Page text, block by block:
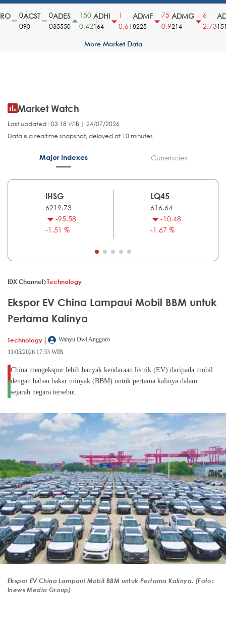
ACST
90
ADES
35550
150
0.42
ADHI
164
0.61
ADMF
8225
75
0.9
ADMG
214
2.731510
More Market Data
Market Watch
Last updated : 03.18 WIB | 24/07/2026
Data is a realtime snapshot, delayed at 10 minutes
Major Indexes Currencies
IHSG
6219.73
-95.58
-1.51 %
LQ45
616.64
-10.48
-1.67 %
IDX Channel Technology
Ekspor EV China Lampaui Mobil BBM untuk
Pertama Kalinya
Technology |
Wahyu Dwi Anggoro
11/05/2026 17:33 WIB
China mengekspor lebih banyak kendaraan listrik (EV) daripada mobil
dengan bahan bakar minyak (BBM) untuk pertama kalinya dalam
sejarah negara tersebut.
Ekspor EV China Lampaui Mobil BBM untuk Pertama Kalinya. (Foto:
Inews Media Group)